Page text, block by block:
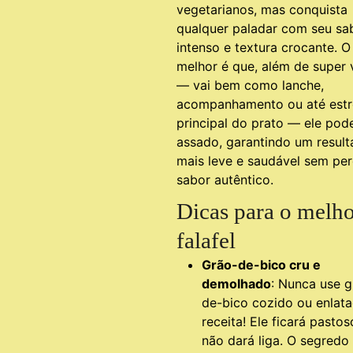
vegetarianos, mas conquista
qualquer paladar com seu
intenso e textura crocante. O
melhor é que, além de super
— vai bem como lanche,
acompanhamento ou até
principal do prato — ele
assado, garantindo um
mais leve e saudável sem
sabor autêntico.
Dicas para o
falafel
Grão-de-bico cru e
demolhado: Nunca use
de-bico cozido ou
receita! Ele ficará
não dará liga. O segredo